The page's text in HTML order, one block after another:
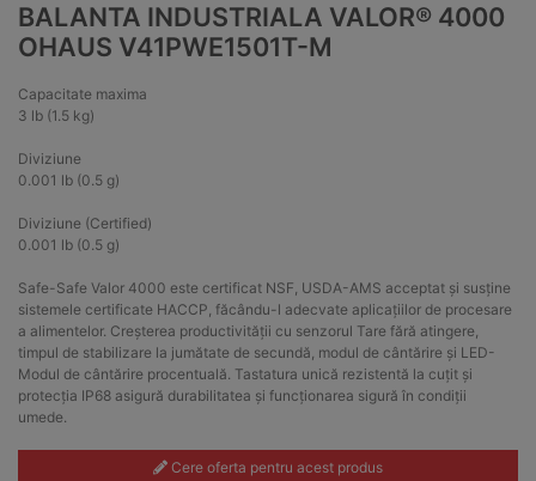
BALANTA INDUSTRIALA VALOR® 4000
OHAUS V41PWE1501T-M
Capacitate maxima
3 lb (1.5 kg)
Diviziune
0.001 lb (0.5 g)
Diviziune (Certified)
0.001 lb (0.5 g)
Safe-Safe Valor 4000 este certificat NSF, USDA-AMS acceptat și susține
sistemele certificate HACCP, făcându-l adecvate aplicațiilor de procesare
a alimentelor. Creșterea productivității cu senzorul Tare fără atingere,
timpul de stabilizare la jumătate de secundă, modul de cântărire și LED-
Modul de cântărire procentuală. Tastatura unică rezistentă la cuțit și
protecția IP68 asigură durabilitatea și funcționarea sigură în condiții
umede.
Cere oferta pentru acest produs